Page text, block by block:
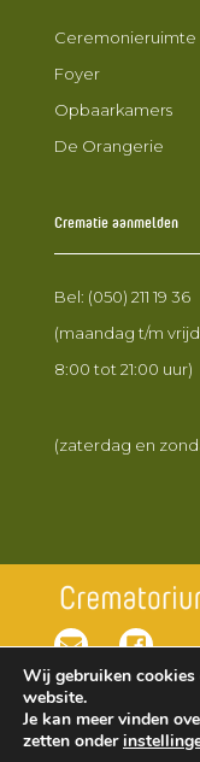
Ceremonieruimte
Foyer
Opbaarkamers
De Orangerie
Crematie aanmelden
Bel: (050) 211 19 36
(maandag t/m
8:00 tot 21:00 uur)
(zaterdag en
© Respectrum
Wij gebruiken cookies
website.
Je kan meer vinden
zetten onder